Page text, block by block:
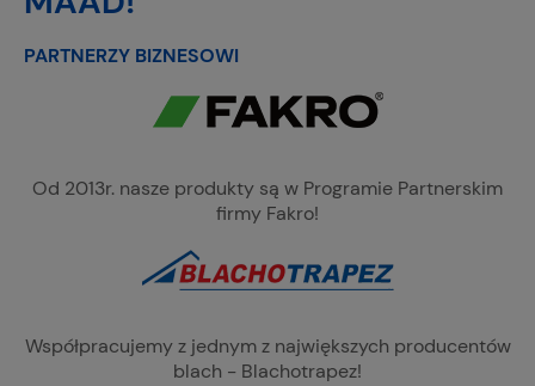
PARTNERZY BIZNESOWI
Od 2013r. nasze produkty są w Programie Partnerskim
firmy Fakro!
Współpracujemy z jednym z największych producentów
blach - Blachotrapez!